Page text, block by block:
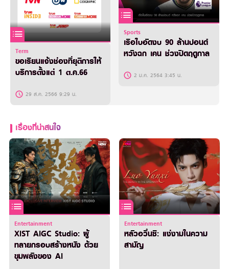
Term
ขอเรียนแจ้งช่องที่ยุติการให้
บริการตั้งแต่ 1 ต.ค.66
29 ส.ค. 2566 9:29 น.
Sports
เรือใบอัดงบ 90 ล้านปอนด์
หวังฉก เคน ช่วงปิดฤดูกาล
2 ม.ค. 2564 3:45 น.
เรื่องที่น่าสนใจ
Entertainment
XIST AIGC Studio: ผู้
ทลายกรอบสร้างหนัง ด้วย
ขุมพลังของ AI
Entertainment
หลัวอวิ๋นซี: แง่งามในความ
สามัญ